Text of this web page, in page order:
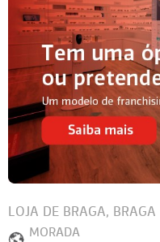
LOJA DE BRAGA, BRAGA
MORADA